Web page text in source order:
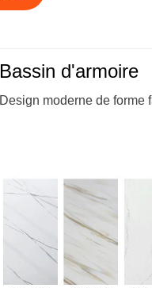
Bassin d'armoire
Design moderne de forme